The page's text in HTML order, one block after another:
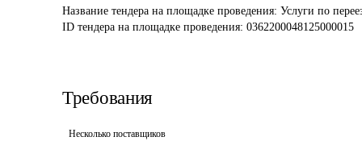
Название тендера на площадке проведения: Услуги по
ID тендера на площадке проведения: 0362200048125000015
Требования
Несколько поставщиков